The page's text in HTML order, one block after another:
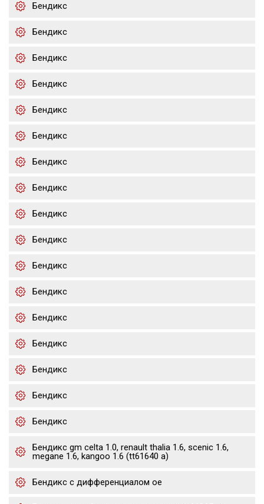
Бендикс
Бендикс
Бендикс
Бендикс
Бендикс
Бендикс
Бендикс
Бендикс
Бендикс
Бендикс
Бендикс
Бендикс
Бендикс
Бендикс
Бендикс
Бендикс
Бендикс
Бендикс gm celta 1.0, renault thalia 1.6, scenic 1.6,
megane 1.6, kangoo 1.6 (tt61640 a)
Бендикс с дифференциалом oe